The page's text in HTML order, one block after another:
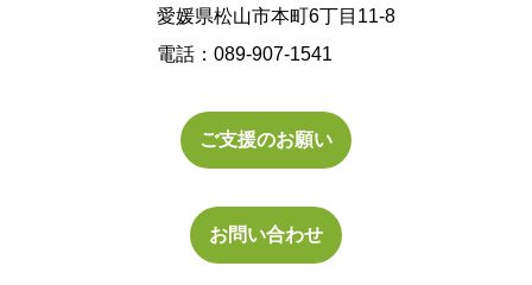
愛媛県松山市本町6丁目11-8
電話：089-907-1541
ご支援のお願い
お問い合わせ